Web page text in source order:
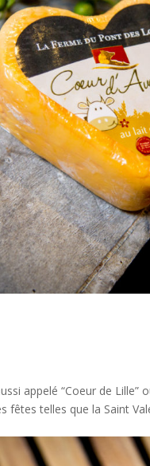
appelé “Coeur de Lille”
fêtes telles que la Saint